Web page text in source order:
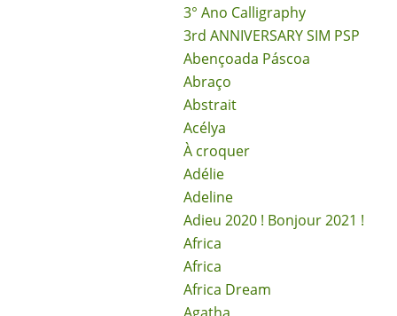
3° Ano Calligraphy
3rd ANNIVERSARY SIM PSP
Abençoada Páscoa
Abraço
Abstrait
Acélya
À croquer
Adélie
Adeline
Adieu 2020 ! Bonjour 2021 !
Africa
Africa
Africa Dream